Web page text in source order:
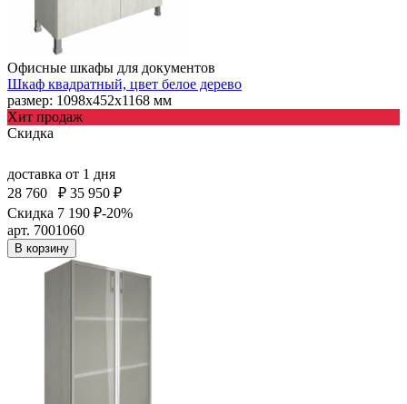
Офисные шкафы для документов
Шкаф квадратный, цвет белое дерево
размер: 1098х452х1168 мм
Хит продаж
Скидка
доставка от 1 дня
28 760
₽ 35 950 ₽
Скидка 7 190 ₽-20%
арт. 7001060
В корзину